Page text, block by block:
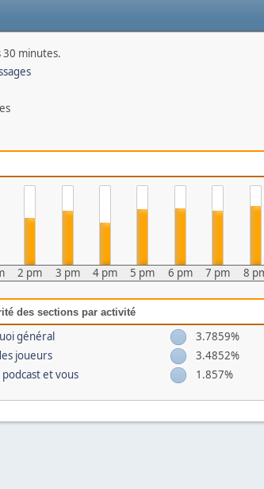
minutes.
2 pm 3 pm 4 pm 5 pm 6 pm 7 pm 8
des sections par activité
général
3.7859%
joueurs
3.4852%
et vous
1.857%